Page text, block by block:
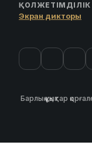
ҚОЛЖЕТІМДІЛІК
Экран дикторы
Барлық құқықтар